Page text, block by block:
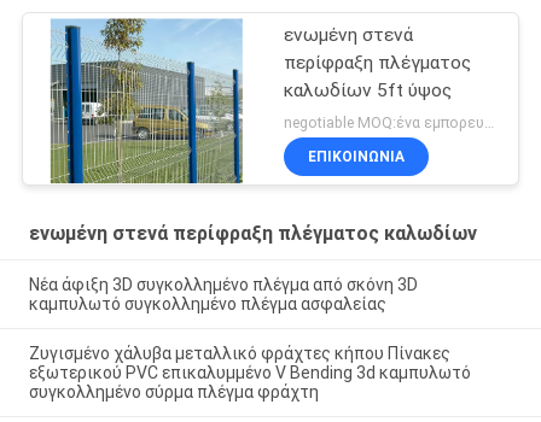
ενωμένη στενά
περίφραξη πλέγματος
καλωδίων 5ft ύψος
negotiable MOQ:ένα εμπορευματοκιβώτιο 20FT
ΕΠΙΚΟΙΝΩΝΙΑ
ενωμένη στενά περίφραξη πλέγματος καλωδίων
Νέα άφιξη 3D συγκολλημένο πλέγμα από σκόνη 3D
καμπυλωτό συγκολλημένο πλέγμα ασφαλείας
Ζυγισμένο χάλυβα μεταλλικό φράχτες κήπου Πίνακες
εξωτερικού PVC επικαλυμμένο V Bending 3d καμπυλωτό
συγκολλημένο σύρμα πλέγμα φράχτη